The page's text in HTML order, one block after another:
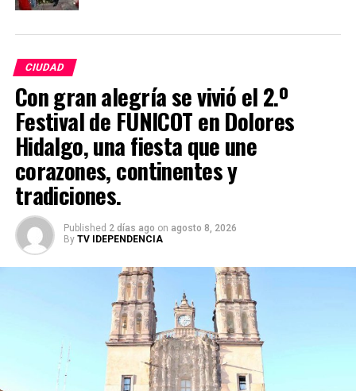
CIUDAD
Con gran alegría se vivió el 2.º
Festival de FUNICOT en Dolores
Hidalgo, una fiesta que une
corazones, continentes y
tradiciones.
Published 2 días ago on agosto 8, 2026
By TV IDEPENDENCIA